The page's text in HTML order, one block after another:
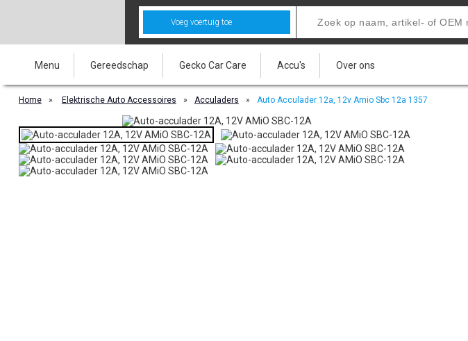
Voeg voertuig toe
Menu Gereedschap Gecko Car Care Accu's Over ons
Home » Elektrische Auto Accessoires » Acculaders » Auto Acculader 12a, 12v Amio Sbc 12a 1357